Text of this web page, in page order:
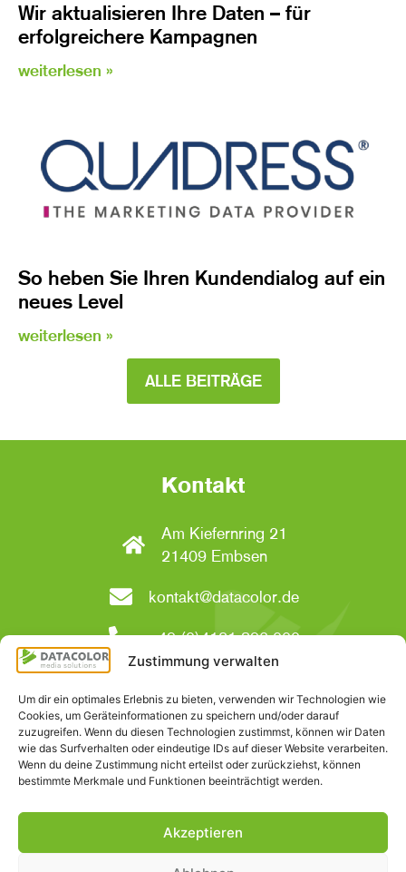
Zustimmung verwalten
Um dir ein optimales Erlebnis zu bieten, verwenden wir Technologien wie
Cookies, um Geräteinformationen zu speichern und/oder darauf
zuzugreifen. Wenn du diesen Technologien zustimmst, können wir Daten
wie das Surfverhalten oder eindeutige IDs auf dieser Website verarbeiten.
Wenn du deine Zustimmung nicht erteilst oder zurückziehst, können
bestimmte Merkmale und Funktionen beeinträchtigt werden.
Akzeptieren
Wir aktualisieren Ihre Daten – für
erfolgreichere Kampagnen
weiterlesen »
So heben Sie Ihren Kundendialog auf ein
neues Level
weiterlesen »
ALLE BEITRÄGE
Kontakt
Am Kiefernring 21
21409 Embsen
kontakt@datacolor.de
+49 (0)4131 896-000
Social Media
Impressum|Datenschutzerklärung|Cookie-Richtlinien|